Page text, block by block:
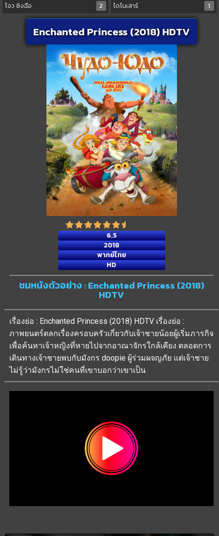
โจว ซิงฉือ
2 ไดโนเสาร์ 1
Enchanted Princess (2018) HDTV
6.5
2018
พากย์ไทย
HD
ชมหนังตัวอย่าง : Enchanted Princess (2018)
HDTV
เรื่องย่อ : Enchanted Princess (2018) HDTV เรื่องย่อ :
ภาพยนตร์ตลกเรื่องครอบครัวเกี่ยวกับเจ้าชายน้อยผู้เริ่มภารกิจ
เพื่อค้นหาเจ้าหญิงที่หายไปจากอาณาจักรใกล้เคียง ตลอดการ
เดินทางเจ้าชายพบกับมังกร doopie ผู้ร่วมผจญภัย แต่เจ้าชาย
ไม่รู้ว่ามังกรไม่ใช่คนที่เขาบอกว่าเขาเป็น